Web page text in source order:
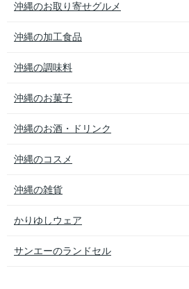
沖縄のお取り寄せグルメ
沖縄の加工食品
沖縄の調味料
沖縄のお菓子
沖縄のお酒・ドリンク
沖縄のコスメ
沖縄の雑貨
かりゆしウェア
サンエーのランドセル